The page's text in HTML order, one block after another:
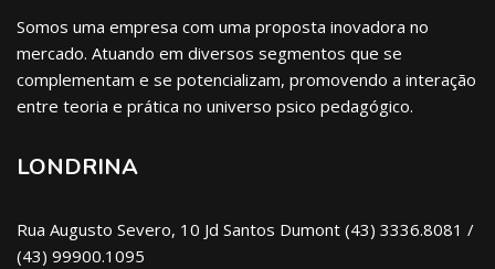
Somos uma empresa com uma proposta inovadora no
mercado. Atuando em diversos segmentos que se
complementam e se potencializam, promovendo a interação
entre teoria e prática no universo psico pedagógico.
LONDRINA
Rua Augusto Severo, 10 Jd Santos Dumont (43) 3336.8081 /
(43) 99900.1095